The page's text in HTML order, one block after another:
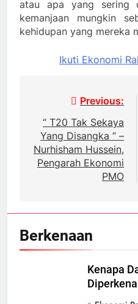
atau apa yang sering
kemanjaan mungkin
kehidupan yang mereka
Ikuti Ekonomi
navigation
Previous:
“ T20 Tak Sekaya
Yang Disangka “ –
Nurhisham Hussein,
Pengarah Ekonomi
PMO
Berkenaan
Kenapa